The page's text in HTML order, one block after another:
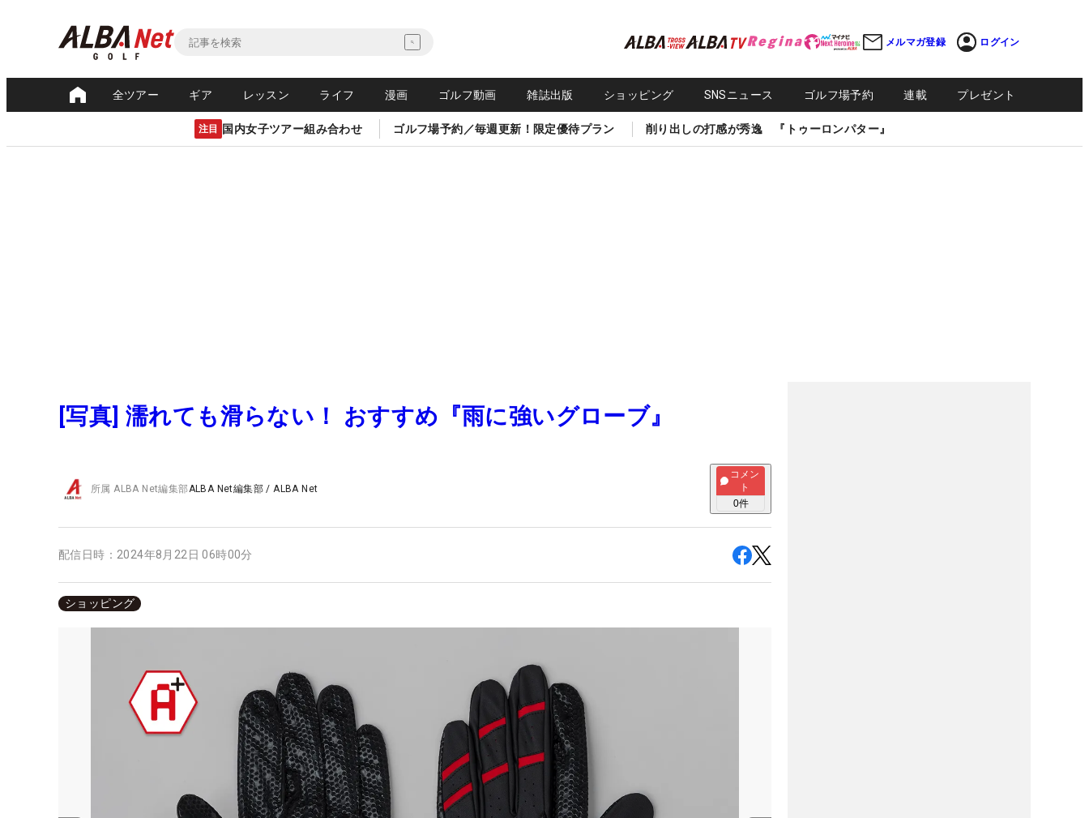
メルマガ登録 ログイン
全ツアー ギア レッスン ライフ 漫画 ゴルフ動画 雑誌出版 ショッピング SNSニュース ゴルフ場予約 連載 プレゼント
注目 国内女子ツアー組み合わせ ゴルフ場予約／毎週更新！限定優待プラン 削り出しの打感が秀逸 『トゥーロンパター』
[写真] 濡れても滑らない！ おすすめ『雨に強いグローブ』
所属ALBA Net編集部ALBA Net編集部 /ALBA Net
コメン
ト
0件
配信日時： 2024年8月22日 06時00分
ショッピング